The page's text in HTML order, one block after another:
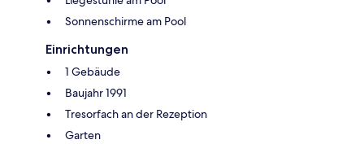
Sonnenschirme am Pool
Einrichtungen
1 Gebäude
Baujahr 1991
Tresorfach an der Rezeption
Garten